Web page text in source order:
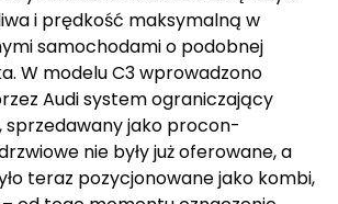
i prędkość maksymalną w
samochodami o podobnej
W modelu C3 wprowadzono
Audi system ograniczający
sprzedawany jako procon-
nie były już oferowane, a
teraz pozycjonowane jako kombi,